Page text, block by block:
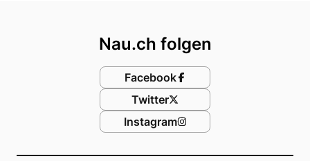
Nau.ch folgen
Facebook
Twitter
Instagram